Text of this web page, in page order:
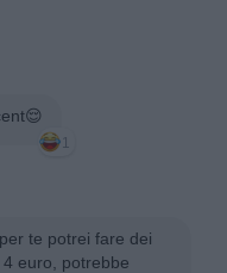
1
te potrei fare dei
euro, potrebbe